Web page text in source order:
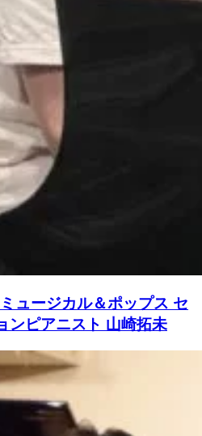
ュージカル＆ポップス セ
ンピアニスト 山崎拓未